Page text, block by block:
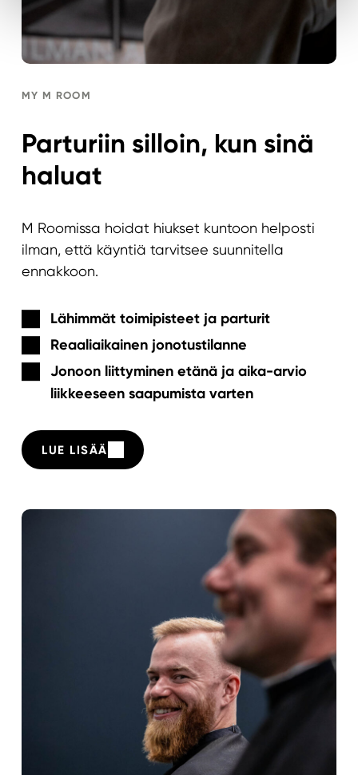
MY M ROOM
Parturiin silloin, kun sinä
haluat
M Roomissa hoidat hiukset kuntoon helposti
ilman, että käyntiä tarvitsee suunnitella
ennakkoon.
Lähimmät toimipisteet ja parturit
Reaaliaikainen jonotustilanne
Jonoon liittyminen etänä ja aika-arvio
liikkeeseen saapumista varten
LUE LISÄÄ